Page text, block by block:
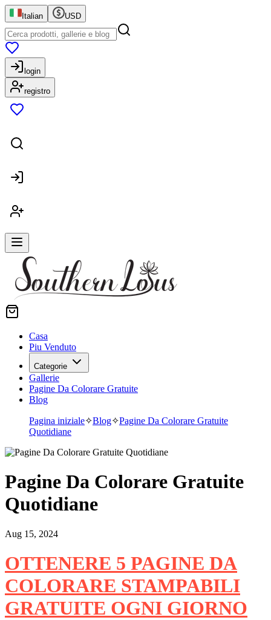
Italian USD
login
registro
Casa
Piu Venduto
Categorie
Gallerie
Pagine Da Colorare Gratuite
Blog
Pagina iniziale✧Blog✧Pagine Da Colorare Gratuite
Quotidiane
Pagine Da Colorare Gratuite
Quotidiane
Aug 15, 2024
OTTENERE 5 PAGINE DA
COLORARE STAMPABILI
GRATUITE OGNI GIORNO